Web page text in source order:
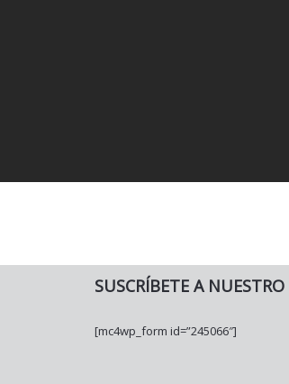
SUSCRÍBETE A
[mc4wp_form id=”245066″]